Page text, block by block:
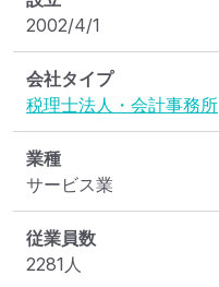
2002/4/1
会社タイプ
税理士法人・会計事務所
業種
サービス業
従業員数
2281人